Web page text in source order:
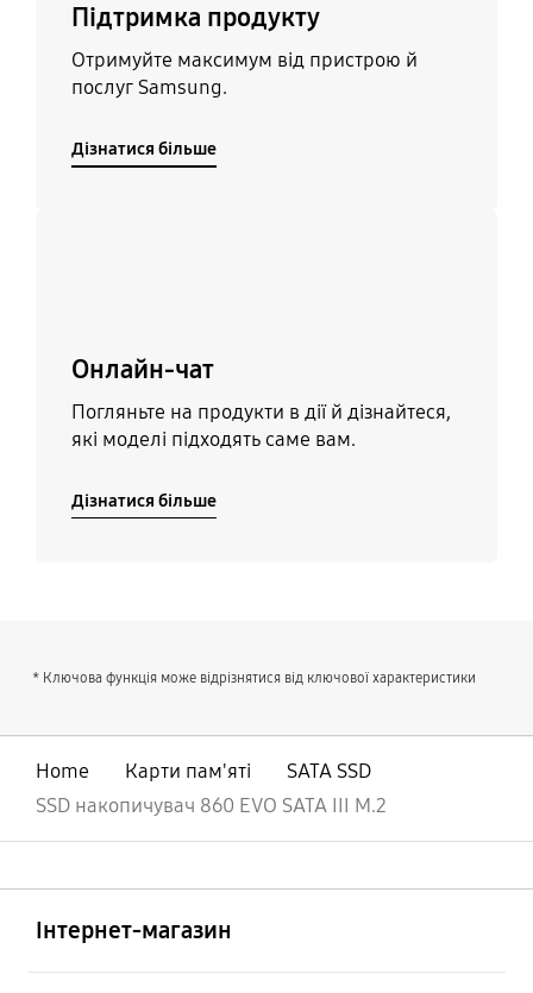
Підтримка продукту
Отримуйте максимум від пристрою й
послуг Samsung.
Дізнатися більше
Онлайн-чат
Погляньте на продукти в дії й дізнайтеся,
які моделі підходять саме вам.
Дізнатися більше
* Ключова функція може відрізнятися від ключової характеристики
Home Карти пам'яті
SATA SSD
SSD накопичувач 860 EVO SATA III M.2
Інтернет-магазин